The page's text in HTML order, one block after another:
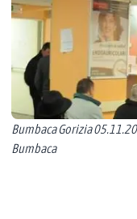
Bumbaca Gorizia
Bumbaca